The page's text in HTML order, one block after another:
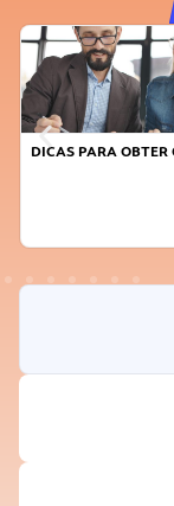
DICAS PARA OBTER